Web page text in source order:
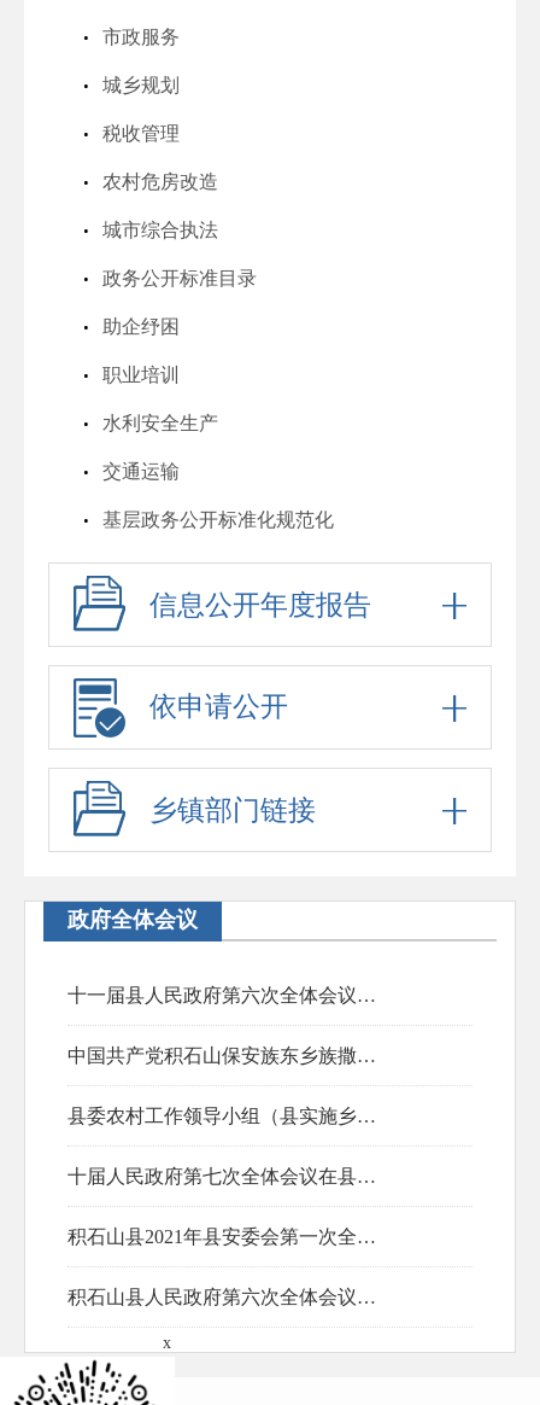
市政服务
城乡规划
税收管理
农村危房改造
城市综合执法
政务公开标准目录
助企纾困
职业培训
水利安全生产
交通运输
基层政务公开标准化规范化
信息公开年度报告
依申请公开
乡镇部门链接
政府全体会议
十一届县人民政府第六次全体会议召开
2026-01-23
中国共产党积石山保安族东乡族撒拉族自治县第十届委员会第九次全体会议决议
2025-08-03
县委农村工作领导小组（县实施乡村振兴战略领导小组）2025年第三次全体会议召开
2025-07-01
十届人民政府第七次全体会议在县政府四楼会议室召开
2021-03-19
积石山县2021年县安委会第一次全体（扩大）会议召开
2021-01-15
积石山县人民政府第六次全体会议召开
2020-06-05
x